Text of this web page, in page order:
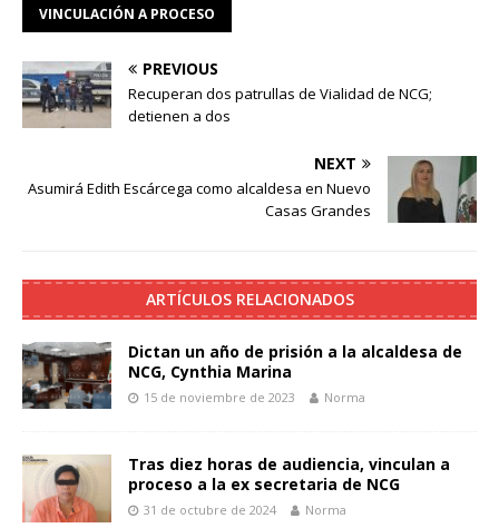
VINCULACIÓN A PROCESO
PREVIOUS
Recuperan dos patrullas de Vialidad de NCG;
detienen a dos
NEXT
Asumirá Edith Escárcega como alcaldesa en Nuevo
Casas Grandes
ARTÍCULOS RELACIONADOS
Dictan un año de prisión a la alcaldesa de
NCG, Cynthia Marina
15 de noviembre de 2023 Norma
Tras diez horas de audiencia, vinculan a
proceso a la ex secretaria de NCG
31 de octubre de 2024 Norma